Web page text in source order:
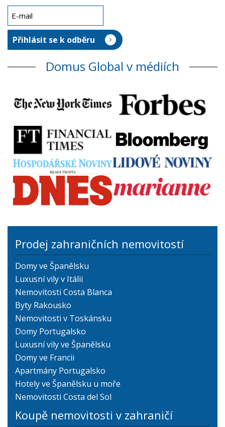
Domus Global v médiích
Prodej zahraničních nemovitostí
Domy ve Španělsku
Luxusní vily v Itálii
Nemovitosti Costa Blanca
Byty Rakousko
Nemovitosti v Toskánsku
Domy Portugalsko
Luxusní vily ve Španělsku
Domy ve Francii
Apartmány Portugalsko
Hotely ve Španělsku u moře
Nemovitosti Costa del Sol
Koupě nemovitosti v zahraničí